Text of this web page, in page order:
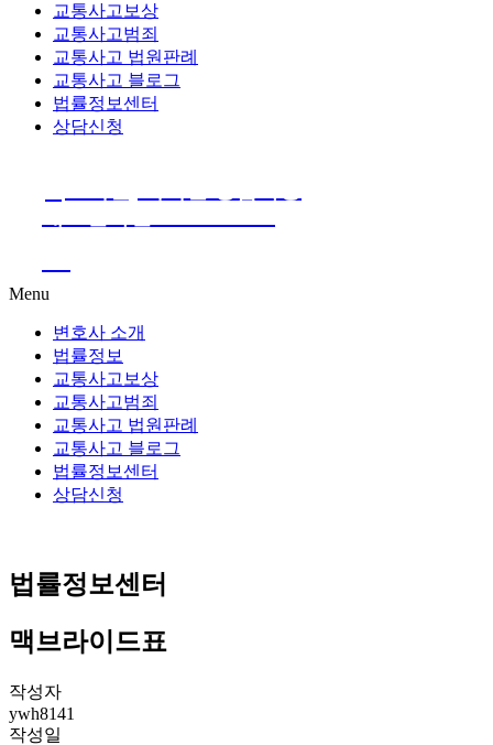
교통사고보상
교통사고범죄
교통사고 법원판례
교통사고 블로그
법률정보센터
상담신청
Menu
변호사 소개
법률정보
교통사고보상
교통사고범죄
교통사고 법원판례
교통사고 블로그
법률정보센터
상담신청
법률정보센터
맥브라이드표
작성자
ywh8141
작성일